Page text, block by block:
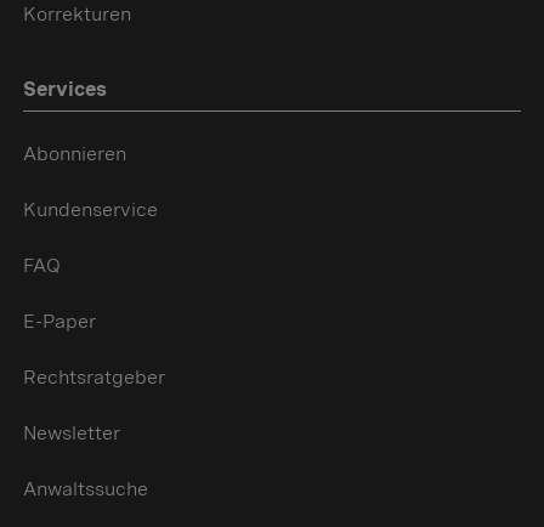
Korrekturen
Services
Abonnieren
Kundenservice
FAQ
E-Paper
Rechtsratgeber
Newsletter
Anwaltssuche